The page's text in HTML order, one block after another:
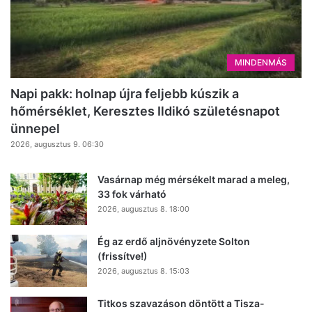
MINDENMÁS
Napi pakk: holnap újra feljebb kúszik a
hőmérséklet, Keresztes Ildikó születésnapot
ünnepel
2026, augusztus 9. 06:30
Vasárnap még mérsékelt marad a meleg,
33 fok várható
2026, augusztus 8. 18:00
Ég az erdő aljnövényzete Solton
(frissítve!)
2026, augusztus 8. 15:03
Titkos szavazáson döntött a Tisza-